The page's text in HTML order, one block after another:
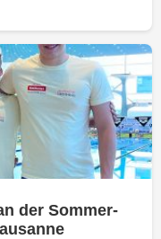
der Sommer-